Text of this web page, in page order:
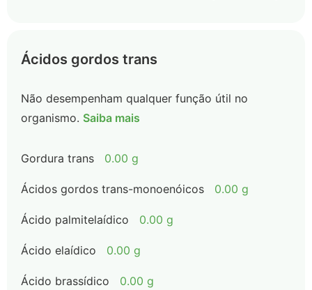
Ácidos gordos trans
Não desempenham qualquer função útil no
organismo. Saiba mais
Gordura trans 0.00 g
Ácidos gordos trans-monoenóicos 0.00 g
Ácido palmitelaídico 0.00 g
Ácido elaídico 0.00 g
Ácido brassídico 0.00 g